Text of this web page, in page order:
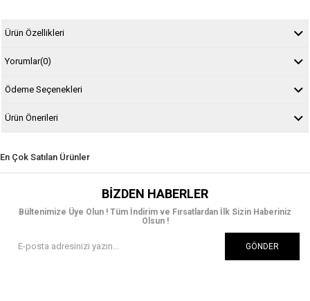
Ürün Özellikleri
Yorumlar(0)
Ödeme Seçenekleri
Ürün Önerileri
En Çok Satılan Ürünler
BIZDEN HABERLER
Bültenimize Üye Olun ! Tüm İndirim ve Fırsatlardan İlk Sizin Haberiniz
Olsun !
GÖNDER